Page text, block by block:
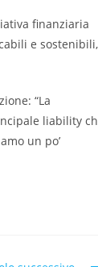
finanziaria
e sostenibili,
“La
liability
un po’